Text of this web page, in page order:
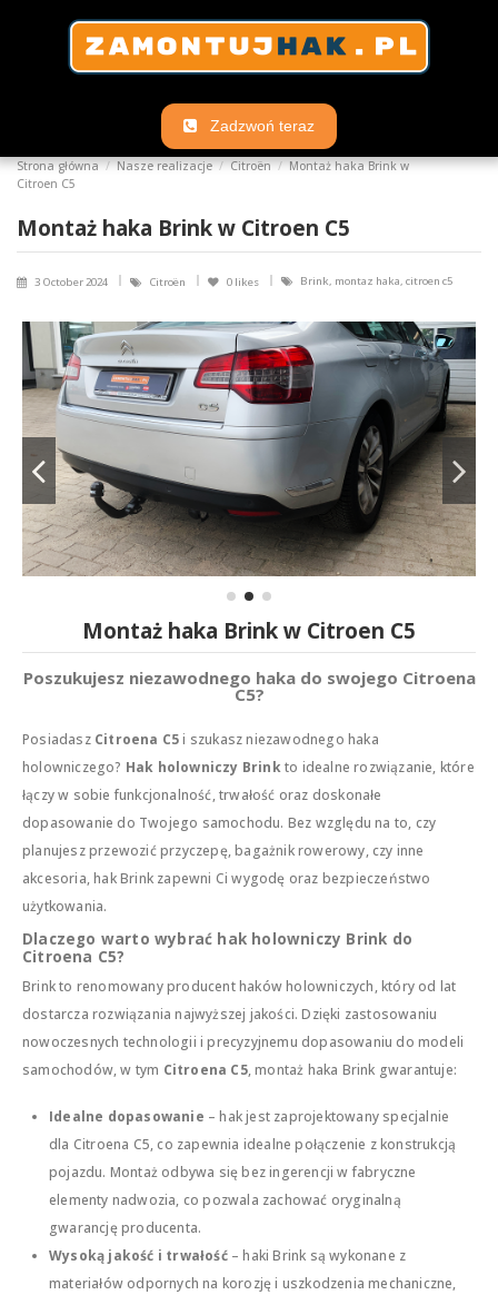
Zadzwoń teraz
Strona główna Nasze realizacje Citroën
Montaż haka Brink w
Citroen C5
Montaż haka Brink w Citroen C5
3 October 2024 Citroën 0 likes Brink, montaz haka, citroen c5
Montaż haka Brink w Citroen C5
Poszukujesz niezawodnego haka do swojego Citroena
C5?
Posiadasz Citroena C5i szukasz niezawodnego haka
holowniczego? Hak holowniczy Brinkto idealne rozwiązanie, które
łączy w sobie funkcjonalność, trwałość oraz doskonałe
dopasowanie do Twojego samochodu. Bez względu na to, czy
planujesz przewozić przyczepę, bagażnik rowerowy, czy inne
akcesoria, hak Brink zapewni Ci wygodę oraz bezpieczeństwo
użytkowania.
Dlaczego warto wybrać hak holowniczy Brink do
Citroena C5?
Brink to renomowany producent haków holowniczych, który od lat
dostarcza rozwiązania najwyższej jakości. Dzięki zastosowaniu
nowoczesnych technologii i precyzyjnemu dopasowaniu do modeli
samochodów, w tym Citroena C5, montaż haka Brink gwarantuje:
Idealne dopasowanie – hak jest zaprojektowany specjalnie
dla Citroena C5, co zapewnia idealne połączenie z konstrukcją
pojazdu. Montaż odbywa się bez ingerencji w fabryczne
elementy nadwozia, co pozwala zachować oryginalną
gwarancję producenta.
Wysoką jakość i trwałość– haki Brink są wykonane z
materiałów odpornych na korozję i uszkodzenia mechaniczne,